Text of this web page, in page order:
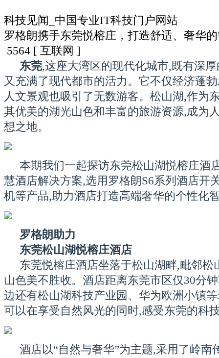
科技见闻_中国专业IT科技门户网站
罗格朗携手东莞悦榕庄，打造舒适、奢华
5564 [ 互联网 ]
东莞,这座大湾区的现代化城市,既有深
又充满了现代都市的活力。它不仅经济蓬
人文景观也吸引了无数游客。松山湖,作为
其优美的湖光山色和丰富的旅游资源,成为
想之地。
本期我们一起探访东莞松山湖悦榕庄酒
慧酒店解决方案,选用罗格朗S6系列酒店开
机等产品,助力酒店打造高端奢华的个性化
罗格朗助力
东莞松山湖悦榕庄酒店
东莞悦榕庄酒店坐落于松山湖畔,毗邻松
山色美不胜收。酒店距离东莞市区仅30分
边还有松山湖科技产业园、华为欧洲小镇
可以在享受自然风光的同时,感受东莞的科
酒店以“自然与奢华”为主题,采用了岭南